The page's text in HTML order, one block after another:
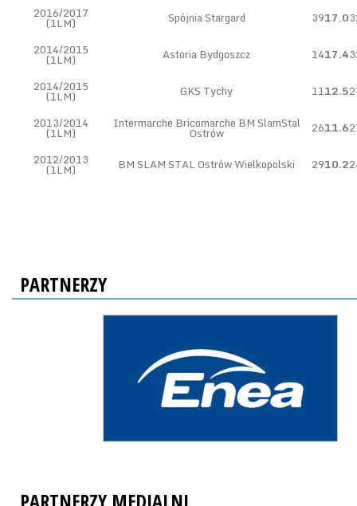
2016/2017
(1LM) Spójnia Stargard 3917.0
2014/2015
(1LM) Astoria Bydgoszcz 1417.4
2014/2015
(1LM) GKS Tychy 1112.5
2013/2014
(1LM)
Intermarche Bricomarche BM SlamStal
Ostrów 2611.6
2012/2013
(1LM) BM SLAM STAL Ostrów Wielkopolski 2910.2
PARTNERZY